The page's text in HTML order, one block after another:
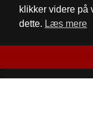
klikker videre på
dette. Læs mere